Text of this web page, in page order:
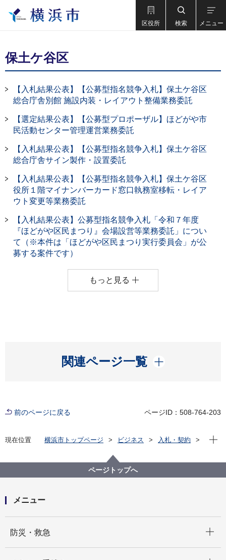
区役所 検索 メニュー
保土ケ谷区
【入札結果公表】【公募型指名競争入札】保土ケ谷区
総合庁舎別館 施設内装・レイアウト整備業務委託
【選定結果公表】【公募型プロポーザル】ほどがや市
民活動センター管理運営業務委託
【入札結果公表】【公募型指名競争入札】保土ケ谷区
総合庁舎サイン製作・設置委託
【入札結果公表】【公募型指名競争入札】保土ケ谷区
役所１階マイナンバーカード窓口執務室移転・レイア
ウト変更等業務委託
【入札結果公表】公募型指名競争入札「令和７年度
『ほどがや区民まつり』会場設営等業務委託」につい
て（※本件は「ほどがや区民まつり実行委員会」が公
募する案件です）
もっと見る
関連ページ一覧
開く
前のページに戻る ページID：508-764-203
現在位置 横浜市トップページ ビジネス
入札・契約
現在
ページトップへ
メニュー
防災・救急